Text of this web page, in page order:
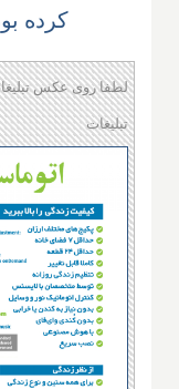
کرده
لطفا روی عکس
تبلیغات